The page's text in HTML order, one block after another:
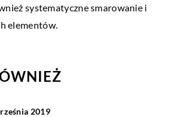
systematyczne smarowanie i
elementów.
2019